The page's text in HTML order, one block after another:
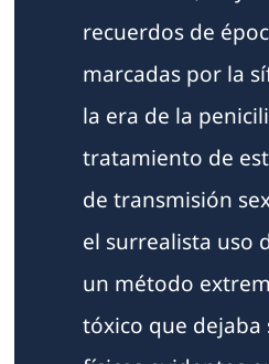
recuerdos de
marcadas por la
la era de la
tratamiento de
de transmisión
el surrealista uso
un método
tóxico que dejaba